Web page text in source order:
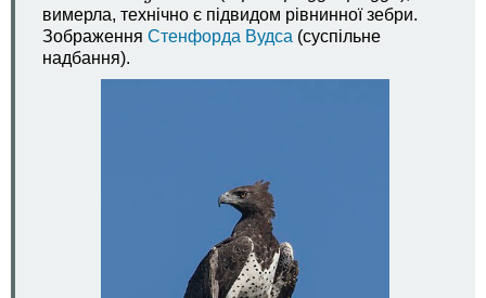
вимерла, технічно є підвидом рівнинної зебри.
ЗображенняСтенфорда Вудса (суспільне
надбання).